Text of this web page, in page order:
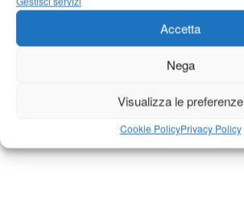
Accetta
Nega
Visualizza le preferenze
Cookie PolicyPrivacy Policy
Diretta NoiTv